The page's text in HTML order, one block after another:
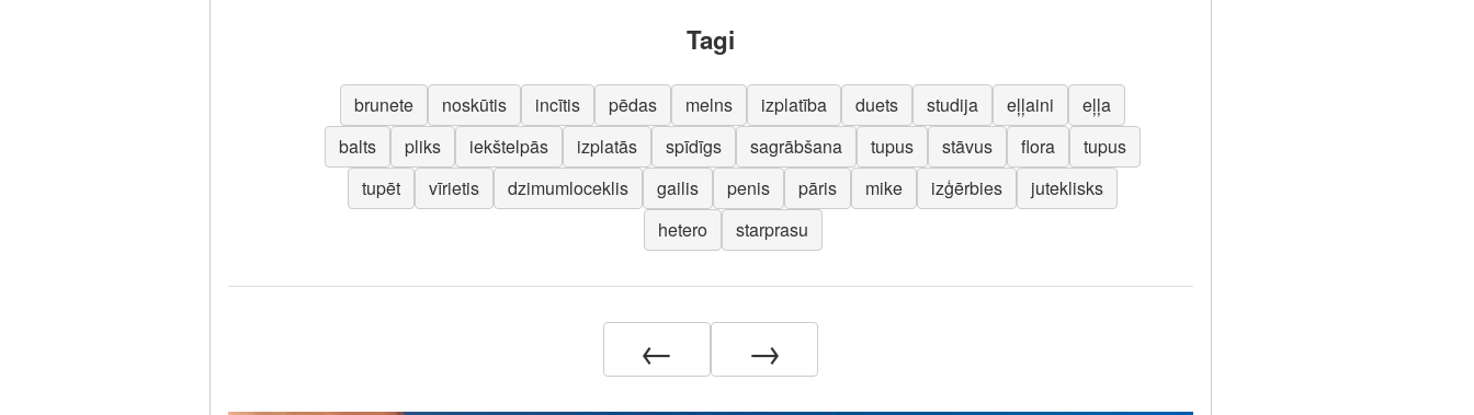
Tagi
brunete noskūtis incītis pēdas melns izplatība duets studija eļļaini
eļļa
balts
pliks iekštelpās izplatās spīdīgs sagrābšana tupus stāvus flora
tupus
tupēt
vīrietis dzimumloceklis gailis penis pāris mike izģērbies
juteklisks
hetero
starprasu
← →